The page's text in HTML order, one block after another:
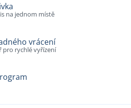
na jednom místě
vrácení
pro rychlé vyřízení